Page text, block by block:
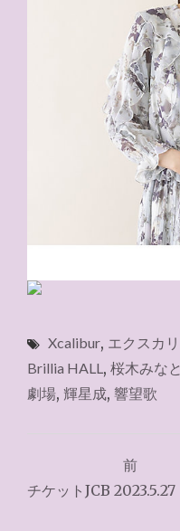
Xcalibur, エクスカ
Brillia HALL, 桜木みなと
劇場, 輝星成, 響望歌
稿
前
チケットJCB 2023.5.27